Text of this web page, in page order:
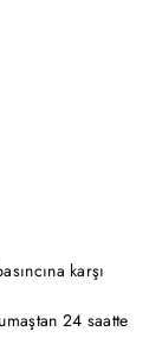
karşı
24 saatte